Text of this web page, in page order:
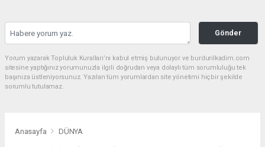
Gönder
Yorum yazarak Topluluk Kuralları’nı kabul etmiş bulunuyor ve burdurilkadim.com
sitesine yaptığınız yorumunuzla ilgili doğrudan veya dolaylı tüm sorumluluğu tek
başınıza üstleniyorsunuz. Yazılan tüm yorumlardan site yönetimi hiçbir şekilde
sorumlu tutulamaz.
Anasayfa DÜNYA